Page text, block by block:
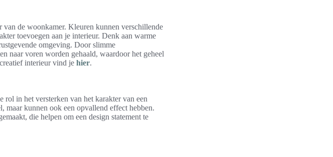
de woonkamer. Kleuren kunnen verschillende
toevoegen aan je interieur. Denk aan warme
omgeving. Door slimme
naar voren worden gehaald, waardoor het geheel
interieur vind je hier.
rol in het versterken van het karakter van een
maar kunnen ook een opvallend effect hebben.
die helpen om een design statement te